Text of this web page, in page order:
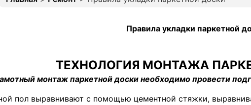
Правила укладки паркетной
ТЕХНОЛОГИЯ МОНТАЖА
монтаж паркетной доски необходимо провести
пол выравнивают с помощью цементной стяжки,